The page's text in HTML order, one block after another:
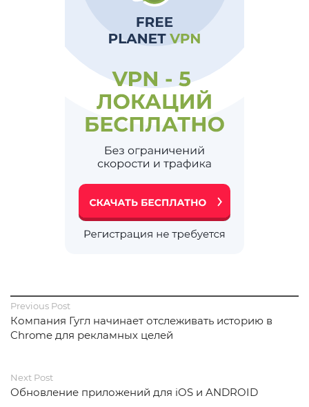
Previous Post
Компания Гугл начинает отслеживать историю в
Chrome для рекламных целей
Next Post
Обновление приложений для iOS и ANDROID